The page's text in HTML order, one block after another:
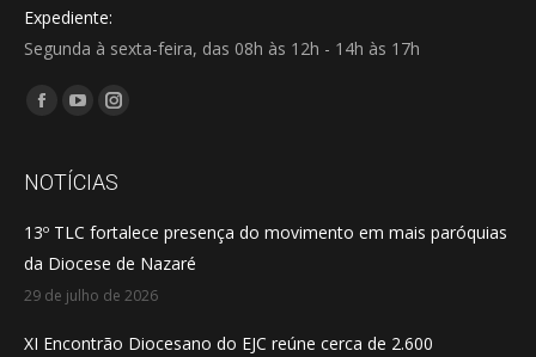
Expediente:
Segunda à sexta-feira, das 08h às 12h - 14h às 17h
Encontre-nos em:
Facebook
opens
new
window
YouTube
opens
new
window
Instagram
opens
new
window
NOTÍCIAS
13º TLC fortalece presença do movimento em mais paróquias
da Diocese de Nazaré
29 de julho de 2026
XI Encontrão Diocesano do EJC reúne cerca de 2.600